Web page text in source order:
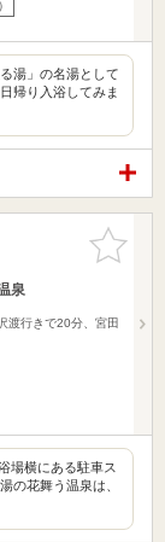
湯」の名湯として
帰り入浴してみま
お気に入
りに追加
泉
渡行きで20分、宮田
場横にある駐車ス
の花舞う温泉は、